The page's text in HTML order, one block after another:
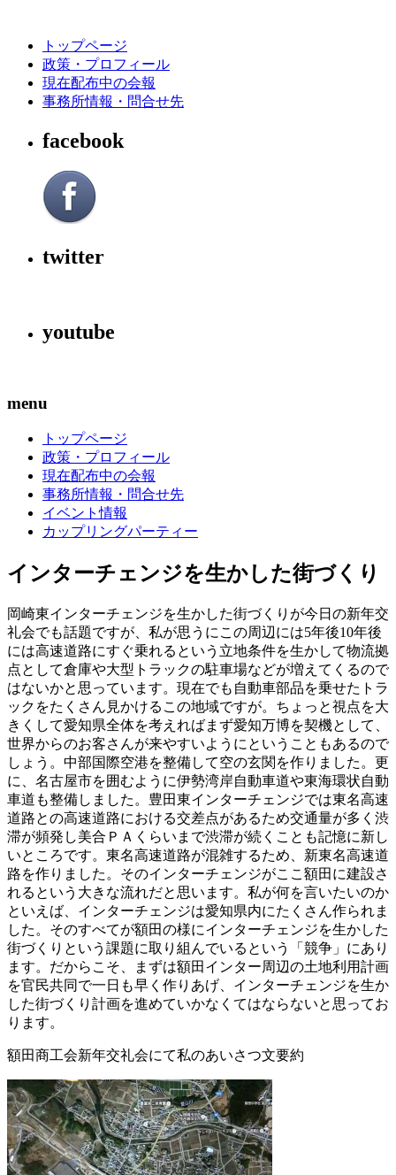
トップページ
政策・プロフィール
現在配布中の会報
事務所情報・問合せ先
facebook
twitter
youtube
menu
トップページ
政策・プロフィール
現在配布中の会報
事務所情報・問合せ先
イベント情報
カップリングパーティー
インターチェンジを生かした街づくり
岡崎東インターチェンジを生かした街づくりが今日の新年交
礼会でも話題ですが、私が思うにこの周辺には5年後10年後
には高速道路にすぐ乗れるという立地条件を生かして物流拠
点として倉庫や大型トラックの駐車場などが増えてくるので
はないかと思っています。現在でも自動車部品を乗せたトラ
ックをたくさん見かけるこの地域ですが。ちょっと視点を大
きくして愛知県全体を考えればまず愛知万博を契機として、
世界からのお客さんが来やすいようにということもあるので
しょう。中部国際空港を整備して空の玄関を作りました。更
に、名古屋市を囲むように伊勢湾岸自動車道や東海環状自動
車道も整備しました。豊田東インターチェンジでは東名高速
道路との高速道路における交差点があるため交通量が多く渋
滞が頻発し美合ＰＡくらいまで渋滞が続くことも記憶に新し
いところです。東名高速道路が混雑するため、新東名高速道
路を作りました。そのインターチェンジがここ額田に建設さ
れるという大きな流れだと思います。私が何を言いたいのか
といえば、インターチェンジは愛知県内にたくさん作られま
した。そのすべてが額田の様にインターチェンジを生かした
街づくりという課題に取り組んでいるという「競争」にあり
ます。だからこそ、まずは額田インター周辺の土地利用計画
を官民共同で一日も早く作りあげ、インターチェンジを生か
した街づくり計画を進めていかなくてはならないと思ってお
ります。
額田商工会新年交礼会にて私のあいさつ文要約